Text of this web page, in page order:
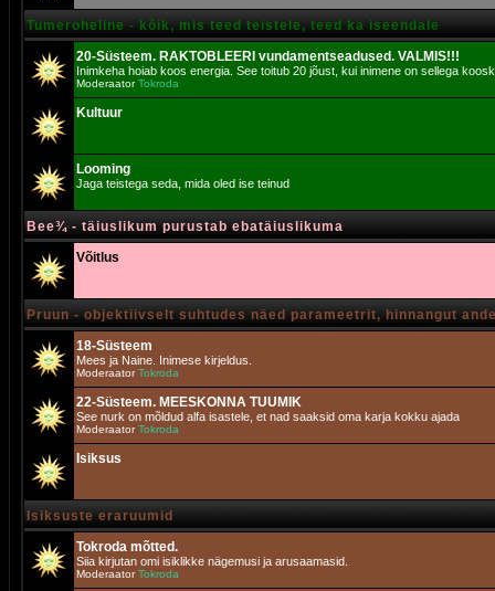
Tumeroheline - kõik, mis teed teistele, teed ka iseendale
20-Süsteem. RAKTOBLEERI vundamentseadused. VALMIS!!!
Inimkeha hoiab koos energia. See toitub 20 jõust, kui inimene on sellega
ModeraatorTokroda
Kultuur
Looming
Jaga teistega seda, mida oled ise teinud
Bee¾ - täiuslikum purustab ebatäiuslikuma
Võitlus
Pruun - objektiivselt suhtudes näed parameetrit, hinnangut
18-Süsteem
Mees ja Naine. Inimese kirjeldus.
ModeraatorTokroda
22-Süsteem. MEESKONNA TUUMIK
See nurk on mõldud alfa isastele, et nad saaksid oma karja kokku ajada
ModeraatorTokroda
Isiksus
Isiksuste eraruumid
Tokroda mõtted.
Siia kirjutan omi isiklikke nägemusi ja arusaamasid.
ModeraatorTokroda